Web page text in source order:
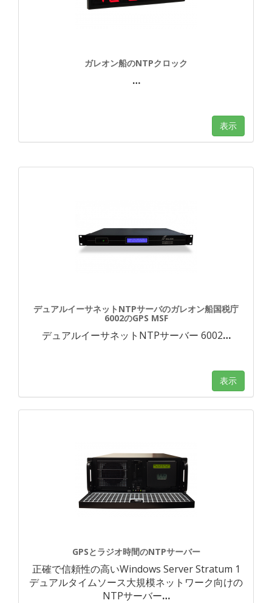
ガレオン船のNTPクロック
…
表示
デュアルイーサネットNTPサーバのガレオン船国税庁
6002のGPS MSF
デュアルイーサネットNTPサーバー 6002…
表示
GPSとラジオ時間のNTPサーバー
正確で信頼性の高いWindows Server Stratum 1
デュアルタイムソース大規模ネットワーク向けの
NTPサーバー…